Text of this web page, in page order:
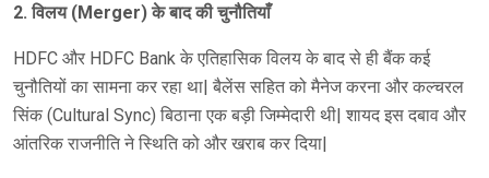
2. विलय (Merger) के बाद की चुनौतियाँ
HDFC और HDFC Bank के एतिहासिक विलय के बाद से ही बैंक कई
चुनौतियों का सामना कर रहा था| बैलेंस सहित को मैनेज करना और कल्चरल
सिंक (Cultural Sync) बिठाना एक बड़ी जिम्मेदारी थी| शायद इस दबाव और
आंतरिक राजनीति ने स्थिति को और खराब कर दिया|